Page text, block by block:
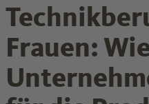
Frauen: